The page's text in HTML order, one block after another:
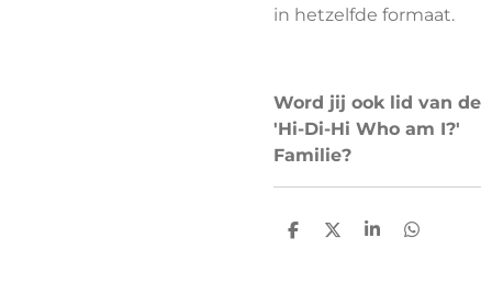
in hetzelfde formaat.
Word jij ook lid van de
'Hi-Di-Hi Who am I?'
Familie?
D
D
S
D